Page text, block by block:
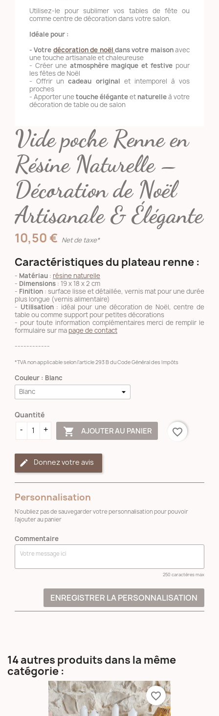
Utilisez-le pour sublimer vos tables de fête ou
comme centre de décoration dans votre salon.
Idéale pour :
- Votre décoration de noël dans votre maisonavec
une touche artisanale et chaleureuse
- Créer une atmosphère magique et festive pour
les fêtes de Noël
- Offrir uncadeau original et intemporel à vos
proches
- Apporter unetouche éléganteet naturelleà votre
décoration de table ou de salon
Vide poche Renne en
Résine Naturelle –
Décoration de Noël
Artisanale & Élégante
10,50 € Net de taxe*
Caractéristiques du plateau renne :
- Matériau : résine naturelle
- Dimensions : 19 x 18 x 2 cm
- Finition : surface lisse et détaillée, vernis mat pour une durée
plus longue (vernis alimentaire)
- Utilisation: idéal pour une décoration de Noël, centre de
table ou comme support pour petites décorations
- pour toute information complémentaires merci de remplir le
formulaire sur ma page de contact
------------
*TVA non applicable selon l’article 293 B du Code Général des Impôts
Couleur : Blanc
Quantité
 AJOUTER AU PANIER favorite_border
Donnez votre avis
Personnalisation
N'oubliez pas de sauvegarder votre personnalisation pour pouvoir
l'ajouter au panier
Commentaire
250 caractères max
ENREGISTRER LA PERSONNALISATION
14 autres produits dans la même
catégorie :
favorite_border